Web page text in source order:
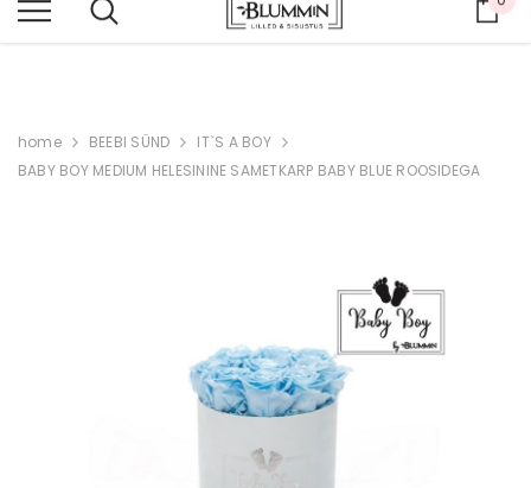
KUNI -70% SUVEALE
home BEEBI SÜND
IT`S A BOY
BABY BOY MEDIUM HELESININE SAMETKARP BABY BLUE ROOSIDEGA